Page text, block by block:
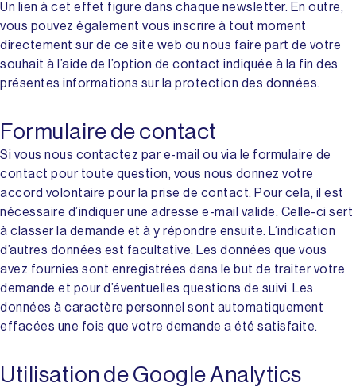
Un lien à cet effet figure dans chaque newsletter. En outre,
vous pouvez également vous inscrire à tout moment
directement sur de ce site web ou nous faire part de votre
souhait à l’aide de l’option de contact indiquée à la fin des
présentes informations sur la protection des données.
Formulaire de contact
Si vous nous contactez par e-mail ou via le formulaire de
contact pour toute question, vous nous donnez votre
accord volontaire pour la prise de contact. Pour cela, il est
nécessaire d’indiquer une adresse e-mail valide. Celle-ci sert
à classer la demande et à y répondre ensuite. L’indication
d’autres données est facultative. Les données que vous
avez fournies sont enregistrées dans le but de traiter votre
demande et pour d’éventuelles questions de suivi. Les
données à caractère personnel sont automatiquement
effacées une fois que votre demande a été satisfaite.
Utilisation de Google Analytics